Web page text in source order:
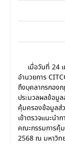
เมื่อวันที่ 24 เ
อำนวยการ
ถึงบุคลากรกองก
ประมวลผลข้อมู
คุ้มครองข้อมูลส่
เข้าตรวจแนะน
คณะกรรมการคุ้
2568 ณ มหาวิท